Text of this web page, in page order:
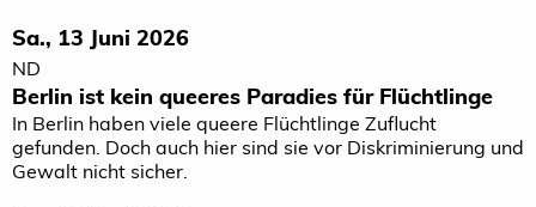
Sa., 13 Juni 2026
ND
Berlin ist kein queeres Paradies für Flüchtlinge
In Berlin haben viele queere Flüchtlinge Zuflucht
gefunden. Doch auch hier sind sie vor Diskriminierung und
Gewalt nicht sicher.